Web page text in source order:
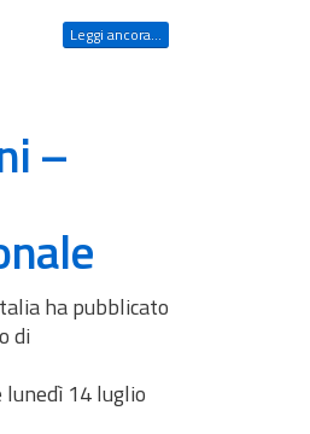
Leggi ancora...
–
ha pubblicato
di
14 luglio